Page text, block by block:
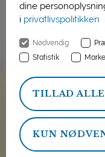
dine
i privatlivspolitikken
Nødvendig
Statistik
TILLAD
KUN